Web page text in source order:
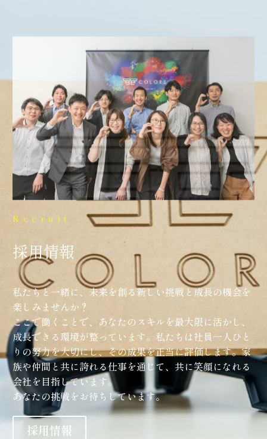
Recruit
採用情報
私たちと一緒に、未来を創る新しい挑戦と成長の機会を
楽しみませんか？
ここで働くことで、あなたのスキルを最大限に活かし、
成長できる環境が整っています。私たちは社員一人ひと
りの努力を大切にし、その成果を正当に評価します。家
族や仲間と共に誇れる仕事を通じて、共に笑顔になれる
会社を目指しています。
あなたの挑戦をお待ちしています。
採用情報